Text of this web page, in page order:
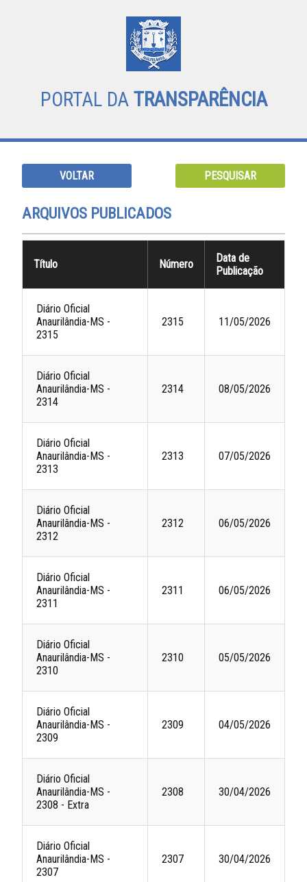
PORTAL DA TRANSPARÊNCIA
VOLTAR PESQUISAR
ARQUIVOS PUBLICADOS
Título Número
Data de
Publicação
Diário Oficial
Anaurilândia-MS -
2315
2315 11/05/2026
Diário Oficial
Anaurilândia-MS -
2314
2314 08/05/2026
Diário Oficial
Anaurilândia-MS -
2313
2313 07/05/2026
Diário Oficial
Anaurilândia-MS -
2312
2312 06/05/2026
Diário Oficial
Anaurilândia-MS -
2311
2311 06/05/2026
Diário Oficial
Anaurilândia-MS -
2310
2310 05/05/2026
Diário Oficial
Anaurilândia-MS -
2309
2309 04/05/2026
Diário Oficial
Anaurilândia-MS -
2308 - Extra
2308 30/04/2026
Diário Oficial
Anaurilândia-MS -
2307
2307 30/04/2026